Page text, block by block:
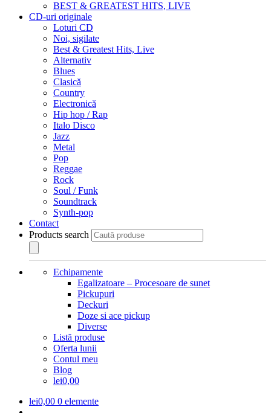
BEST & GREATEST HITS, LIVE
CD-uri originale
Loturi CD
Noi, sigilate
Best & Greatest Hits, Live
Alternativ
Blues
Clasică
Country
Electronică
Hip hop / Rap
Italo Disco
Jazz
Metal
Pop
Reggae
Rock
Soul / Funk
Soundtrack
Synth-pop
Contact
Products search
Echipamente
Egalizatoare – Procesoare de sunet
Pickupuri
Deckuri
Doze si ace pickup
Diverse
Listă produse
Oferta lunii
Contul meu
Blog
lei0,00
lei0,00 0 elemente